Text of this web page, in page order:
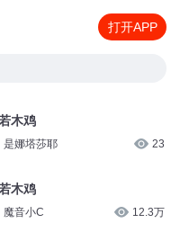
打开APP
木鸡
是娜塔莎耶 23
木鸡
魔音小C 12.3万